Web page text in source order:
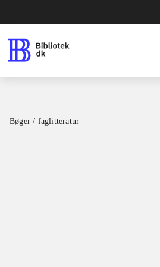
Bøger / faglitteratur